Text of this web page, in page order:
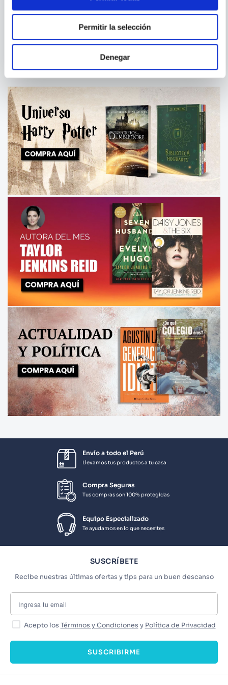
Permitir la selección
Denegar
¿COMO EMPEZO TODO?
S/ 19.90 COMPRAR
ESO NO ESTABA EN MI LIBRO
DE LA RADIACTIVIDAD
Envío a todo el Perú
Llevamos tus productos a tu casa
Compra Seguras
Tus compras son 100% protegidas
Equipo Especializado
Te ayudamos en lo que necesites
SUSCRÍBETE
Recibe nuestras últimas ofertas y tips para un buen descanso
Acepto los Términos y Condiciones y Política de Privacidad
SUSCRIBIRME